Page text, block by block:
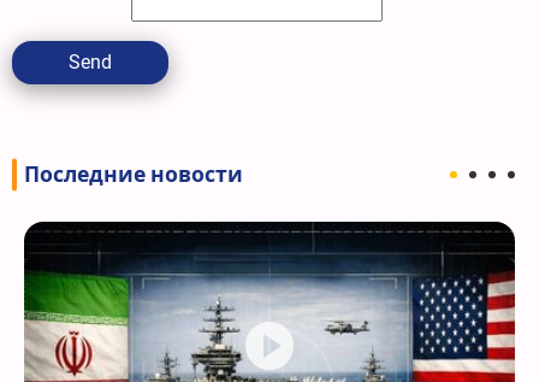
Send
Последние новости